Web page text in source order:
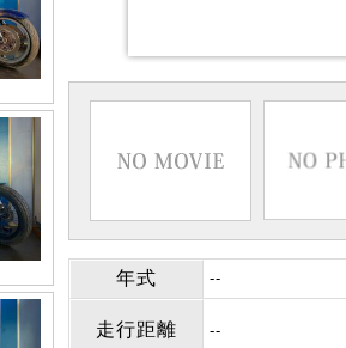
年式 --
走行距離 --